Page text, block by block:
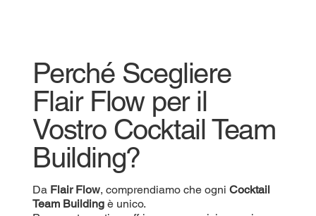
Perché Scegliere
Flair Flow per il
Vostro Cocktail Team
Building?
Da Flair Flow, comprendiamo che ogni Cocktail
Team Buildingè unico.